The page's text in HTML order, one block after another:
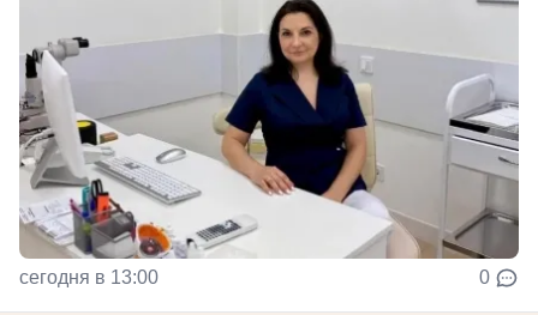
сегодня в 13:00 0